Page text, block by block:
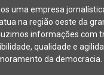
uma empresa
na região oeste da
informações com
qualidade e
da democracia.